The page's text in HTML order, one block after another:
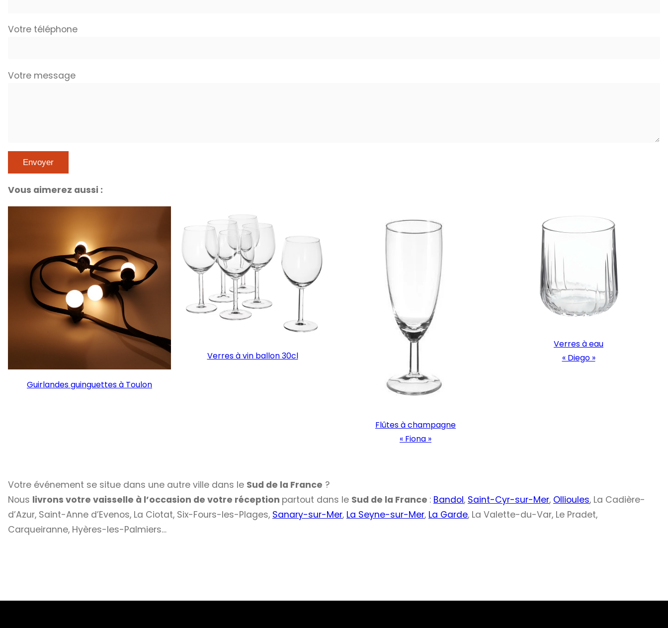
Votre téléphone
Votre message
Vous aimerez aussi :
Guirlandes guinguettes à Toulon
Verres à vin ballon 30cl
Flûtes à champagne
« Fiona »
Verres à eau
« Diego »
Votre événement se situe dans une autre ville dans le Sud de la France ?
Nous livrons votre vaisselle à l’occasion de votre réception partout dans le Sud de la France : Bandol, Saint-Cyr-sur-Mer, Ollioules, La Cadière-
d’Azur, Saint-Anne d’Evenos, La Ciotat, Six-Fours-les-Plages, Sanary-sur-Mer, La Seyne-sur-Mer, La Garde, La Valette-du-Var, Le Pradet,
Carqueiranne, Hyères-les-Palmiers…